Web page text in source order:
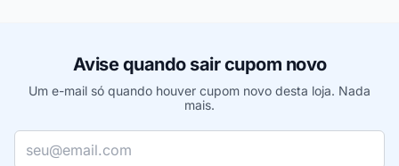
Avise quando sair cupom novo
Um e-mail só quando houver cupom novo desta loja. Nada
mais.
Seu e-mail